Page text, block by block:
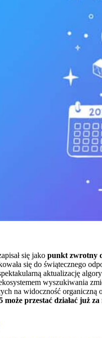
się jako punkt zwrotny
się do świątecznego
aktualizację
wyszukiwania
na widoczność organiczną
może przestać działać już za